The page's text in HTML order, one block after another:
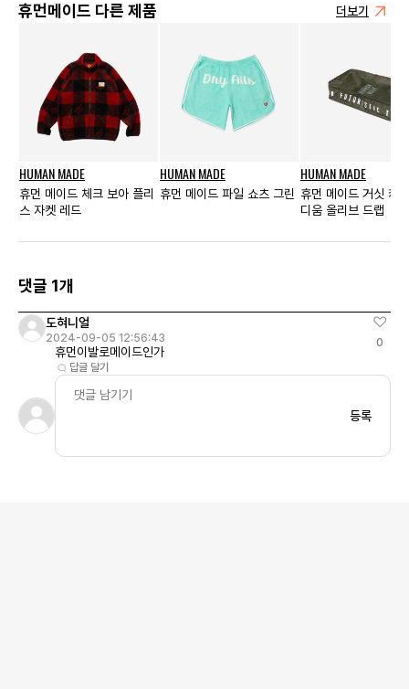
휴먼메이드 다른 제품 더보기
HUMAN MADE
휴먼 메이드 체크 보아 플리
스 자켓 레드
HUMAN MADE
휴먼 메이드 파일 쇼츠 그린
HUMAN MADE
휴먼 메이드 거싯 케
디움 올리브 드랩
댓글 1개
도혀니얼
2024-09-05 12:56:43
휴먼이발로메이드인가
답글 달기
0
등록